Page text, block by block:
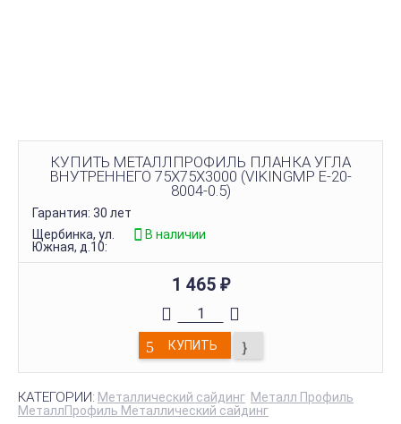
КУПИТЬ МЕТАЛЛПРОФИЛЬ ПЛАНКА УГЛА
ВНУТРЕННЕГО 75Х75Х3000 (VIKINGMP E-20-
8004-0.5)
Гарантия: 30 лет
Щербинка, ул.
Южная, д.10:
В наличии
1 465 ₽
КУПИТЬ
КАТЕГОРИИ: Металлический сайдинг Металл Профиль
МеталлПрофиль Металлический сайдинг